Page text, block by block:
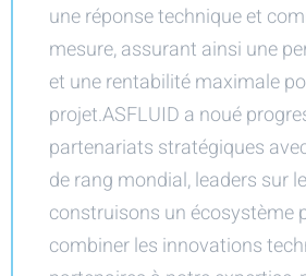
une réponse technique et
mesure, assurant ainsi une
et une rentabilité maximale
projet.ASFLUID a noué
partenariats stratégiques
de rang mondial, leaders sur
construisons un écosystème
combiner les innovations